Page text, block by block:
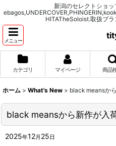
新潟のセレクトショ
HITATheSoloist.取扱ブ
メニュー
カテゴリ マイページ 商品
ホーム > What's New > black meansか
black meansから新作が入
2025年12月 25日